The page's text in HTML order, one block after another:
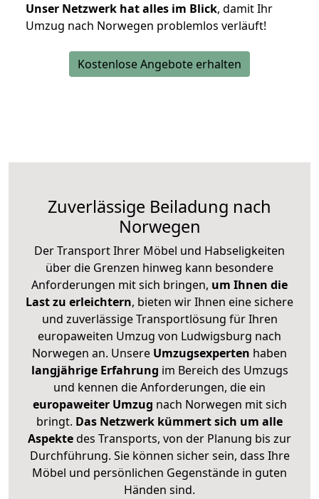
Unser Netzwerk hat alles im Blick, damit Ihr
Umzug nach Norwegen problemlos verläuft!
Kostenlose Angebote erhalten
Zuverlässige Beiladung nach
Norwegen
Der Transport Ihrer Möbel und Habseligkeiten
über die Grenzen hinweg kann besondere
Anforderungen mit sich bringen, um Ihnen die
Last zu erleichtern, bieten wir Ihnen eine sichere
und zuverlässige Transportlösung für Ihren
europaweiten Umzug von Ludwigsburg nach
Norwegen an. Unsere Umzugsexperten haben
langjährige Erfahrung im Bereich des Umzugs
und kennen die Anforderungen, die ein
europaweiter Umzug nach Norwegen mit sich
bringt. Das Netzwerk kümmert sich um alle
Aspektedes Transports, von der Planung bis zur
Durchführung. Sie können sicher sein, dass Ihre
Möbel und persönlichen Gegenstände in guten
Händen sind.